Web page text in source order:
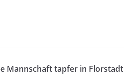
Mannschaft tapfer in Florstadt